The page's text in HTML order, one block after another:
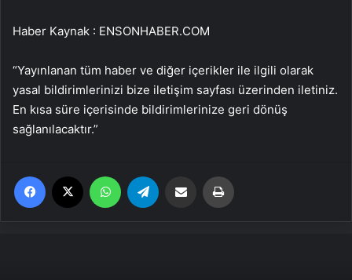
Haber Kaynak : ENSONHABER.COM
“Yayınlanan tüm haber ve diğer içerikler ile ilgili olarak
yasal bildirimlerinizi bize iletişim sayfası üzerinden iletiniz.
En kısa süre içerisinde bildirimlerinize geri dönüş
sağlanılacaktır.”
Facebook WhatsApp Email'den paylaş